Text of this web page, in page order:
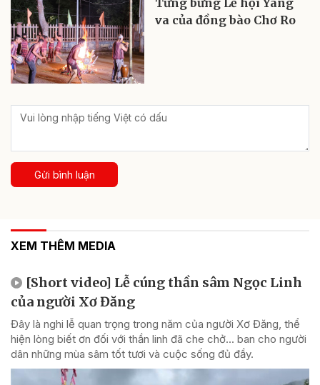
Tưng bừng Lễ hội Yang
va của đồng bào Chơ Ro
Gửi bình luận
XEM THÊM MEDIA
[Short video] Lễ cúng thần sâm Ngọc Linh
của người Xơ Đăng
Đây là nghi lễ quan trọng trong năm của người Xơ Đăng, thể
hiện lòng biết ơn đối với thần linh đã che chở... ban cho người
dân những mùa sâm tốt tươi và cuộc sống đủ đầy.